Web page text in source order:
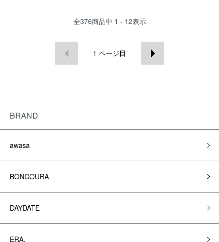
全376商品中 1 - 12表示
1 ページ目
BRAND
awasa
BONCOURA
DAYDATE
ERA.